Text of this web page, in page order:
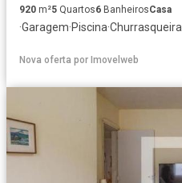
920 m²5 Quartos6 BanheirosCasa
·Garagem·Piscina·Churrasqueira
Nova oferta por Imovelweb